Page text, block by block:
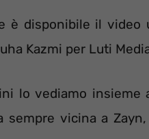
è disponibile il video
Kazmi per Luti
lo vediamo insieme
sempre vicina a